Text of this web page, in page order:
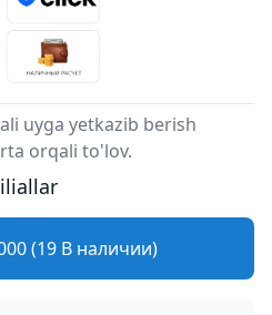
uyga yetkazib berish
orqali to'lov.
(19 В наличии)